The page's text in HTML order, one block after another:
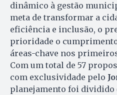
dinâmico à gestão
meta de transformar a
eficiência e inclusão, o
prioridade o
áreas-chave nos
Com um total de 57
com exclusividade pelo
planejamento foi dividido